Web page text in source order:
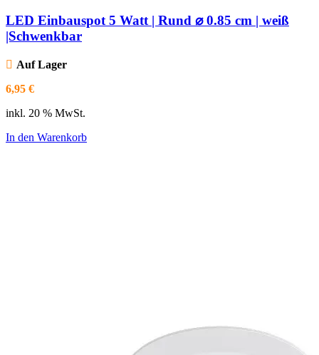
LED Einbauspot 5 Watt | Rund ⌀ 0.85 cm | weiß
|Schwenkbar
Auf Lager
6,95 €
inkl. 20 % MwSt.
In den Warenkorb